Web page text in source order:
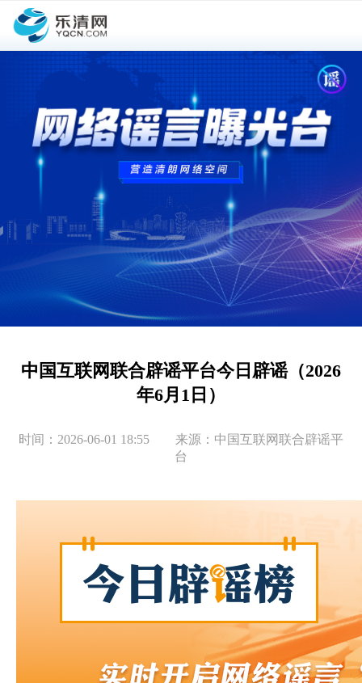
中国互联网联合辟谣平台今日辟谣（2026
年6月1日）
时间：2026-06-01 18:55 来源：中国互联网联合辟谣平
台